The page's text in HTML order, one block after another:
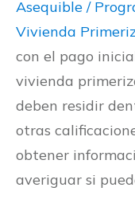
Asequible /
Vivienda
con el pago
vivienda
deben residir
otras
obtener
averiguar si